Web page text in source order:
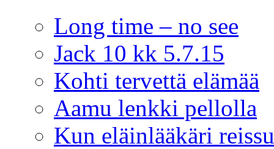
Long time – no see
Jack 10 kk 5.7.15
Kohti tervettä elämää
Aamu lenkki pellolla
Kun eläinlääkäri